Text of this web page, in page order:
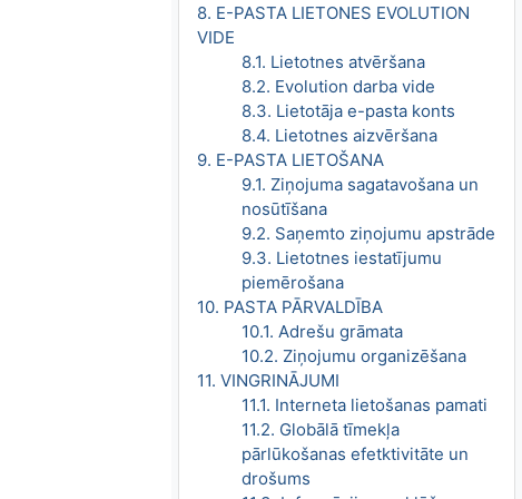
8. E-PASTA LIETONES EVOLUTION
VIDE
8.1. Lietotnes atvēršana
8.2. Evolution darba vide
8.3. Lietotāja e-pasta konts
8.4. Lietotnes aizvēršana
9. E-PASTA LIETOŠANA
9.1. Ziņojuma sagatavošana un
nosūtīšana
9.2. Saņemto ziņojumu apstrāde
9.3. Lietotnes iestatījumu
piemērošana
10. PASTA PĀRVALDĪBA
10.1. Adrešu grāmata
10.2. Ziņojumu organizēšana
11. VINGRINĀJUMI
11.1. Interneta lietošanas pamati
11.2. Globālā tīmekļa
pārlūkošanas efetktivitāte un
drošums